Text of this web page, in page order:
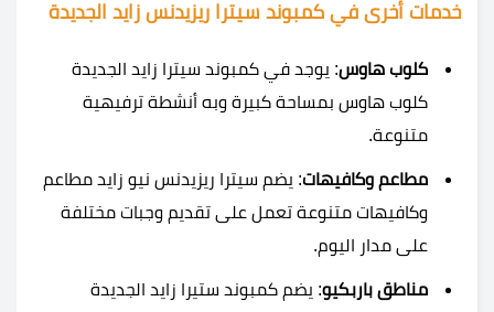
خدمات أخرى في كمبوند سيترا ريزيدنس زايد الجديدة
كلوب هاوس: يوجد في كمبوند سيترا زايد الجديدة
كلوب هاوس بمساحة كبيرة وبه أنشطة ترفيهية
متنوعة.
مطاعم وكافيهات: يضم سيترا ريزيدنس نيو زايد مطاعم
وكافيهات متنوعة تعمل على تقديم وجبات مختلفة
على مدار اليوم.
مناطق باربكيو: يضم كمبوند ستيرا زايد الجديدة